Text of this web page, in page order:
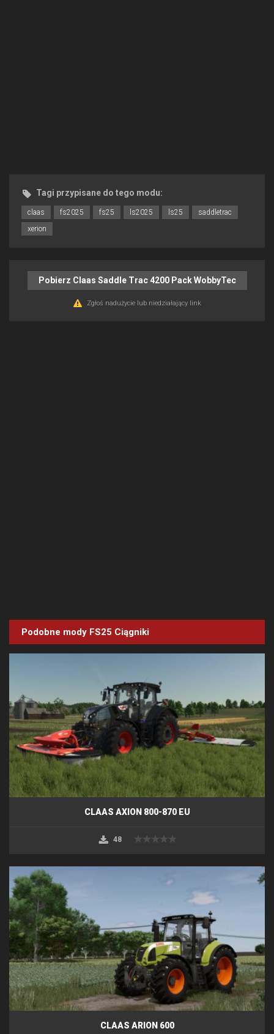
Tagi przypisane do tego modu:
claas fs2025 fs25 ls2025 ls25
saddletrac
xerion
Pobierz Claas Saddle Trac 4200 Pack WobbyTec
Zgłoś nadużycie lub niedziałający link
Podobne mody FS25 Ciągniki
CLAAS AXION 800-870 EU
48
CLAAS ARION 600